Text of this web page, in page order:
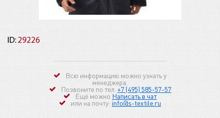
ID: 29226
Всю информацию можно узнать у
менеджера.
Позвоните по тел. +7 (495) 585-57-57
Ещё можно Написать в чат
или на почту: info@s-textile.ru